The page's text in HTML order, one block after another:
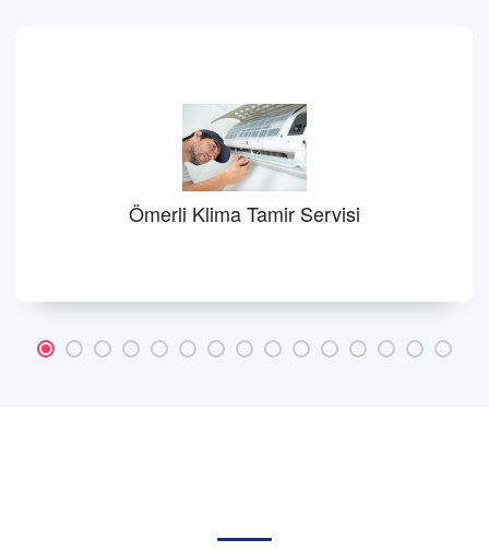
Ömerli Klima Tamir Servisi